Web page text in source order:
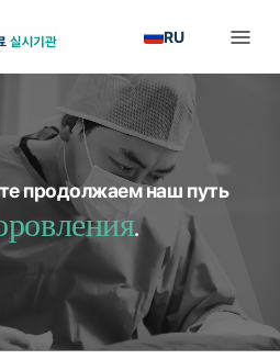
RU
продолжаем наш путь
.